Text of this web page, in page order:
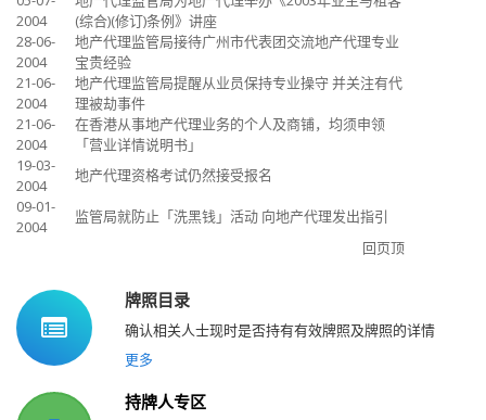
2004
(综合)(修订)条例》讲座
28-06-
2004
地产代理监管局接待广州市代表团交流地产代理专业
宝贵经验
21-06-
2004
地产代理监管局提醒从业员保持专业操守 并关注有代
理被劫事件
21-06-
2004
在香港从事地产代理业务的个人及商铺，均须申领
「营业详情说明书」
19-03-
2004
地产代理资格考试仍然接受报名
09-01-
2004
监管局就防止「洗黑钱」活动 向地产代理发出指引
回页顶
牌照目录
确认相关人士现时是否持有有效牌照及牌照的详情
更多
持牌人专区